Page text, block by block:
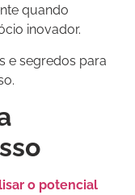
quando
inovador.
e segredos para
o potencial